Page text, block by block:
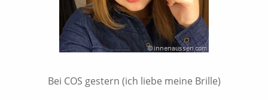
Bei COS gestern (ich liebe meine Brille)